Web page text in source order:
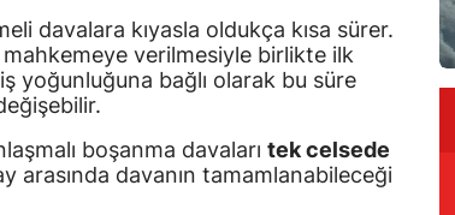
Muğla
Muş
Niğde
davalara kıyasla oldukça kısa sürer.
verilmesiyle birlikte ilk
yoğunluğuna bağlı olarak bu süre
boşanma davaları tek celsede
arasında davanın tamamlanabileceği